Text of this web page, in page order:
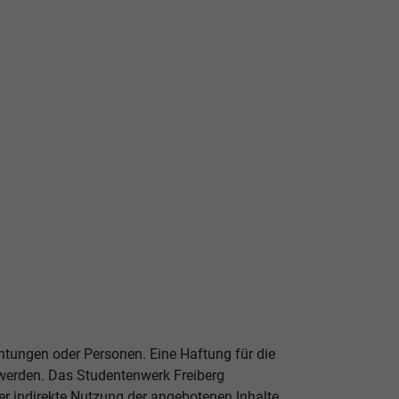
oder Personen. Eine Haftung für die
Das Studentenwerk Freiberg